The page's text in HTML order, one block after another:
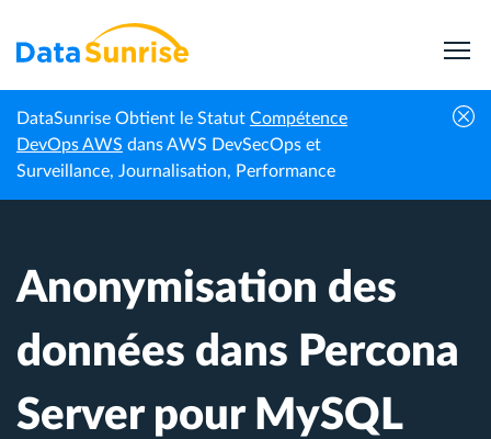
DataSunrise Obtient le Statut Compétence
DevOps AWS dans AWS DevSecOps et
Surveillance, Journalisation, Performance
Accueil
Centre de
connaissances
Anonymisation des données dans Percona
Server pour MySQL
Anonymisation des
données dans Percona
Server pour MySQL